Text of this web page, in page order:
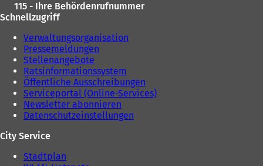
115 - Ihre Behördenrufnummer
Schnellzugriff
Verwaltungsorganisation
Pressemeldungen
Stellenangebote
Ratsinformationssystem
Öffentliche Ausschreibungen
Serviceportal (Online-Services)
Newsletter abonnieren
Datenschutzeinstellungen
City Service
Stadtplan